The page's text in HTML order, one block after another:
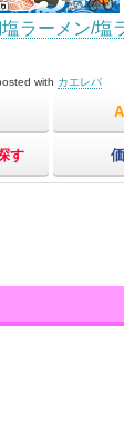
ラーメン/塩
with カエレバ
す